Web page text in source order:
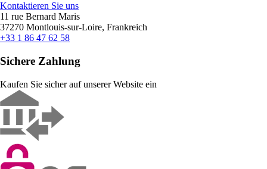
Kontaktieren Sie uns
11 rue Bernard Maris
37270 Montlouis-sur-Loire, Frankreich
+33 1 86 47 62 58
Sichere Zahlung
Kaufen Sie sicher auf unserer Website ein